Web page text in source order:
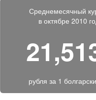
Среднемесячный
в октябре 2010
рубля за 1